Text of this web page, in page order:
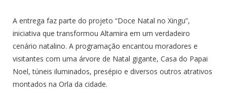
A entrega faz parte do projeto “Doce Natal no Xingu”,
iniciativa que transformou Altamira em um verdadeiro
cenário natalino. A programação encantou moradores e
visitantes com uma árvore de Natal gigante, Casa do Papai
Noel, túneis iluminados, presépio e diversos outros atrativos
montados na Orla da cidade.